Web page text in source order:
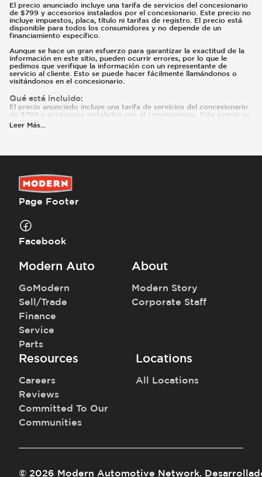
El precio anunciado incluye una tarifa de servicios del concesionario
de $799 y accesorios instalados por el concesionario. Este precio no
incluye impuestos, placa, título ni tarifas de registro. El precio está
disponible para todos los consumidores y no depende de un
financiamiento específico.
Aunque se hace un gran esfuerzo para garantizar la exactitud de la
información en este sitio, pueden ocurrir errores, por lo que le
pedimos que verifique la información con un representante de
servicio al cliente. Esto se puede hacer fácilmente llamándonos o
visitándonos en el concesionario.
Qué está incluido:
El precio anunciado incluye una tarifa de servicios del concesionario
de $799 y accesorios instalados por el concesionario. Este precio no
incluye impuestos, placa, título ni tarifas de registro. El precio está
disponible para todos los consumidores y no depende de un tipo
El precio anunciado no incluye accesorios agregados por el
concesionario ni modificaciones.
Leer Más
Page Footer
Facebook
Modern Auto
GoModern
Sell/Trade
Finance
Service
Parts
About
Modern Story
Corporate Staff
Resources
Careers
Reviews
Committed To Our
Communities
Locations
All Locations
© 2026 Modern Automotive Network.